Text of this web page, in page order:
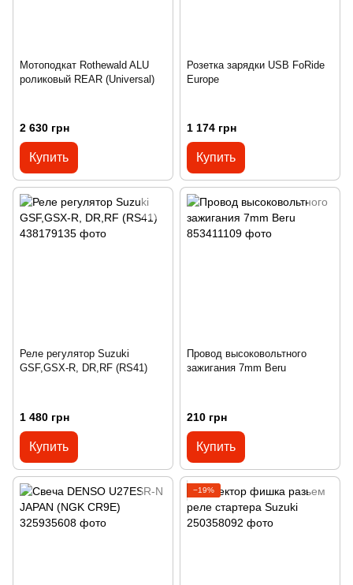
Мотоподкат Rothewald ALU
роликовый REAR (Universal)
2 630 грн
Купить
Розетка зарядки USB FoRide
Europe
1 174 грн
Купить
Реле регулятор Suzuki
GSF,GSX-R, DR,RF (RS41)
1 480 грн
Купить
Провод высоковольтного
зажигания 7mm Beru
210 грн
Купить
−19%